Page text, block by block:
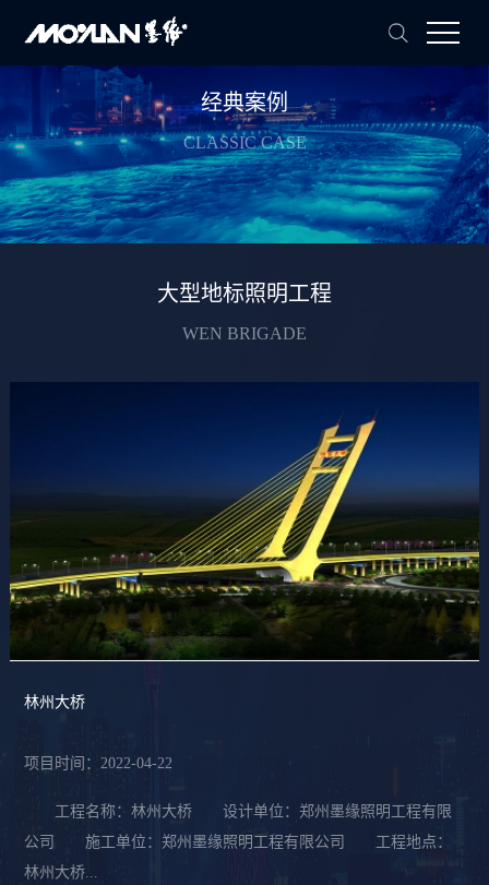
经典案例
CLASSIC CASE
大型地标照明工程
WEN BRIGADE
林州大桥
项目时间：2022-04-22
工程名称：林州大桥 设计单位：郑州墨缘照明工程有限
公司 施工单位：郑州墨缘照明工程有限公司 工程地点：
林州大桥...